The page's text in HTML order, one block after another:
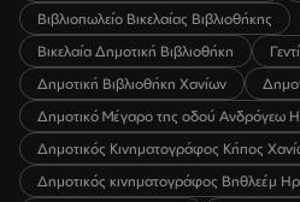
Βιβλιοπωλείο Βικελαίας Βιβλιοθήκης
Βικελαία Δημοτική Βιβλιοθήκη
Δημοτική Βιβλιοθήκη Χανίων
Δημοτικό Μέγαρο της οδού Ανδρόγεω
Δημοτικός Κινηματογράφος Κήπος
Δημοτικός κινηματογράφος Βηθλεέμ